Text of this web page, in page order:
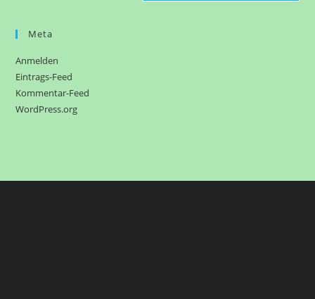
Meta
Anmelden
Eintrags-Feed
Kommentar-Feed
WordPress.org